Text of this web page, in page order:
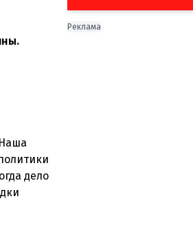
дело
Реклама